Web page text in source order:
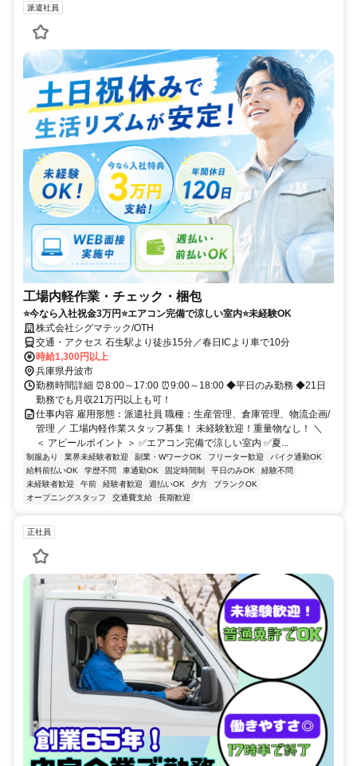
派遣社員
工場内軽作業・チェック・梱包
⭐今なら入社祝金3万円⭐エアコン完備で涼しい室内⭐未経験OK
株式会社シグマテック/OTH
交通・アクセス 石生駅より徒歩15分／春日ICより車で10分
時給1,300円以上
兵庫県丹波市
勤務時間詳細 ⏰8:00～17:00 ⏰9:00～18:00 ◆平日のみ勤務 ◆21日
勤務でも月収21万円以上も可！
仕事内容 雇用形態：派遣社員 職種：生産管理、倉庫管理、物流企画/
管理 ／ 工場内軽作業スタッフ募集！ 未経験歓迎！重量物なし！ ＼
＜ アピールポイント ＞ ✅エアコン完備で涼しい室内 ✅夏...
制服あり 業界未経験者歓迎 副業・WワークOK フリーター歓迎
バイク通勤OK
給料前払いOK
学歴不問 車通勤OK 固定時間制 平日のみOK
経験不問
未経験者歓迎
午前 経験者歓迎 週払いOK 夕方
ブランクOK
オープニングスタッフ
交通費支給 長期歓迎
正社員